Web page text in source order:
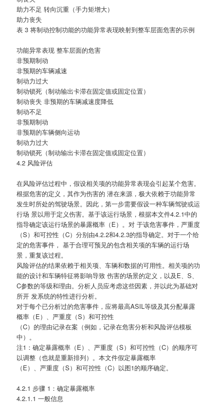
助力不足 转向沉重（手力矩增大）
助力丧失
表 3 将制动控制功能的功能异常表现映射到整车层面危害的示例
功能异常表现 整车层面的危害
非预期制动
非预期的车辆减速
制动力过大
制动锁死（制动输出卡滞在固定值或固定位置）
制动丧失 非预期的车辆减速度降低
制动不足
非预期制动
非预期的车辆侧向运动
制动力过大
制动锁死（制动输出卡滞在固定值或固定位置）
4.2 风险评估
在风险评估过程中，假设相关项的功能异常表现会引起某个危害。
根据危害的定义，其作为伤害的 潜在来源，极大依赖于功能异常
发生时所处的驾驶场景。因此，第一步需要假设一种车辆驾驶或运
行场 景以用于定义伤害。基于该运行场景，根据本文件4.2.1中的
指导确定该运行场景的暴露概率（E）。对 于该危害事件，严重度
（S）和可控性（C）分别由4.2.2和4.2.3的指导确定。对于一个给
定的危害事件， 基于合理可预见的包含相关项的车辆的运行场
景，重复该过程。
风险评估的结果依赖于相关项、车辆和数据的可用性。相关项的功
能的设计和车辆特征将影响导致 伤害的场景的定义，以及E、S、
C参数的等级和理由。分析人员应考虑这些因素，并以此为基础对
所开 发系统的特性进行分析。
对于每个已分析过的危害事件，应将最高ASIL等级及其分配暴露
概率（E）、严重度（S）和可控性
（C）的理由记录在案（例如，记录在危害分析和风险评估模板
中）。
注1：确定暴露概率（E）、严重度（S）和可控性（C）的顺序可
以调整（也就是重新排列）。本文件假定暴露概率
（E）、严重度（S）和可控性（C）以图1的顺序确定。
4.2.1 步骤 1：确定暴露概率
4.2.1.1 一般信息